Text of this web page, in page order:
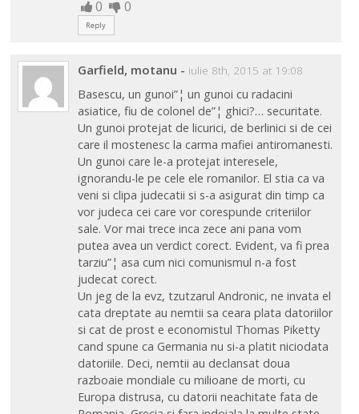
0 0
Reply
Garfield, motanu - iulie 8th, 2015 at 19:08
Basescu, un gunoi”¦ un gunoi cu radacini
asiatice, fiu de colonel de”¦ ghici?… securitate.
Un gunoi protejat de licurici, de berlinici si de cei
care il mostenesc la carma mafiei antiromanesti.
Un gunoi care le-a protejat interesele,
ignorandu-le pe cele ele romanilor. El stia ca va
veni si clipa judecatii si s-a asigurat din timp ca
vor judeca cei care vor corespunde criteriilor
sale. Vor mai trece inca zece ani pana vom
putea avea un verdict corect. Evident, va fi prea
tarziu”¦ asa cum nici comunismul n-a fost
judecat corect.
Un jeg de la evz, tzutzarul Andronic, ne invata el
cata dreptate au nemtii sa ceara plata datoriilor
si cat de prost e economistul Thomas Piketty
cand spune ca Germania nu si-a platit niciodata
datoriile. Deci, nemtii au declansat doua
razboaie mondiale cu milioane de morti, cu
Europa distrusa, cu datorii neachitate fata de